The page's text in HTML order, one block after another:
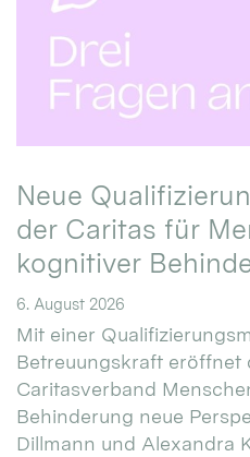
Neue
der Caritas für
kognitiver
6. August 2026
Mit einer
Betreuungskraft eröffnet
Caritasverband
Behinderung neue
Dillmann und Alexandra